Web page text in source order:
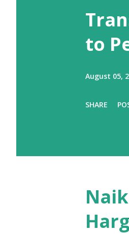
to
August 05,
SHARE